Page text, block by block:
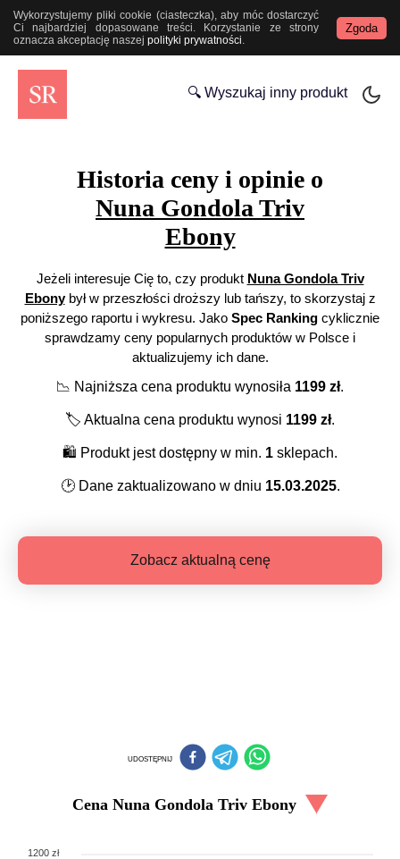
Wykorzystujemy pliki cookie (ciasteczka), aby móc dostarczyć
Ci najbardziej dopasowane treści. Korzystanie ze strony
oznacza akceptację naszej polityki prywatności.
Zgoda
🔍 Wyszukaj inny produkt
Historia ceny i opinie o
Nuna Gondola Triv
Ebony
Jeżeli interesuje Cię to, czy produkt Nuna Gondola Triv
Ebonybył w przeszłości droższy lub tańszy, to skorzystaj z
poniższego raportu i wykresu. Jako Spec Ranking cyklicznie
sprawdzamy ceny popularnych produktów w Polsce i
aktualizujemy ich dane.
📉 Najniższa cena produktu wynosiła 1199 zł.
🏷️ Aktualna cena produktu wynosi 1199 zł.
🛍️ Produkt jest dostępny w min. 1 sklepach.
🕑Dane zaktualizowano w dniu 15.03.2025.
Zobacz aktualną cenę
UDOSTĘPNIJ
Cena Nuna Gondola Triv Ebony
1200 zł